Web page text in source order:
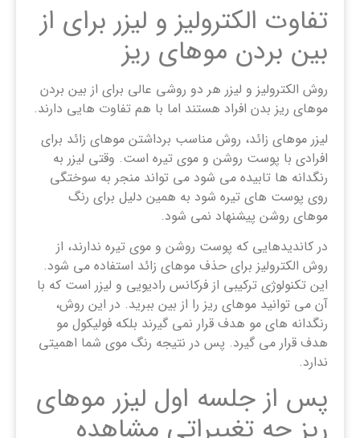
تفاوت الکترولیز و لیزر برای از
بین بردن موهای ریز
روش الکترولیز و لیزر هر دو روشی عالی برای از بین بردن
موهای ریز بدن افراد هستند اما با هم تفاوت هایی دارند.
لیزر موهای زائد، روش مناسب برداشتن موهای زائد برای
افرادی با پوست روشن و موی تیره است. وقتی لیزر به
رنگدانه ها تابیده می شود می تواند منجر به سوختگی
روی پوست های تیره شود به همین دلیل برای رنگ
موهای روشن پیشنهاد نمی شود.
در کاندیدهایی که پوست روشن و موی تیره ندارند، از
روش الکترولیز برای حذف موهای زائد استفاده می شود.
این تکنولوژی ترکیبی از فرکانس رادیویی و لیزر است که با
آن می توانید موهای ریز را از بین ببرید. در این روش،
رنگدانه های مو هدف قرار نمی گیرند بلکه فولیکول مو
هدف قرار می گیرد. پس در نتیجه رنگ موی شما اهمیتی
ندارد.
پس از جلسه اول لیزر موهای
ریز چه تغییراتی مشاهده